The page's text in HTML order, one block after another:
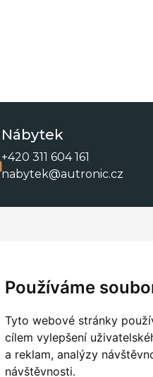
Používáme
Tyto webové stránky
cílem vylepšení
a reklam, analýzy
návštěvnosti.
Nábytek
+420 311 604 161
nabytek@autronic.cz